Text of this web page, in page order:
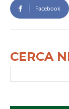
Facebook
CERCA